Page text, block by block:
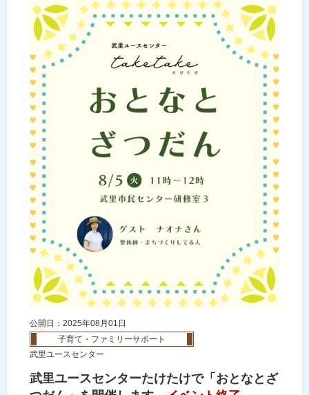
公開日：2025年08月01日
子育て・ファミリーサポート
武里ユースセンター
武里ユースセンターたけたけで「おとなとざ